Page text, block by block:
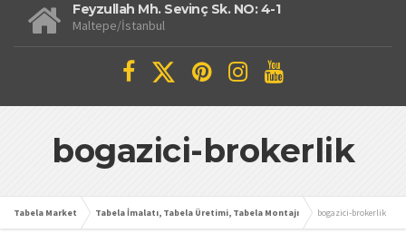
Feyzullah Mh. Sevinç Sk. NO: 4-1
Maltepe/İstanbul
bogazici-brokerlik
Tabela Market Tabela İmalatı, Tabela Üretimi, Tabela Montajı bogazici-brokerlik